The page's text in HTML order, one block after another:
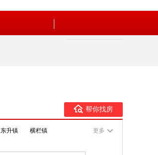
帮你找房
东升镇
横栏镇
更多